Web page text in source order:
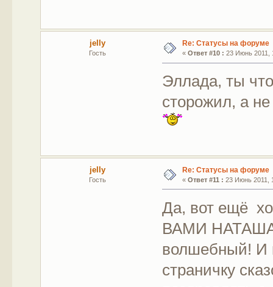
jelly
Гость
Re: Статусы на форуме
« Ответ #10 : 23 Июнь 2011,
Эллада, ты
сторожил, а
jelly
Гость
Re: Статусы на форуме
« Ответ #11 : 23 Июнь 2011,
Да, вот ещё
ВАМИ НАТАША
волшебный! И
страничку